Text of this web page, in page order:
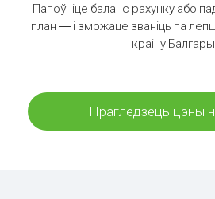
Папоўніце баланс рахунку або
план — і зможаце званіць па
краіну
Прагледзець цэны